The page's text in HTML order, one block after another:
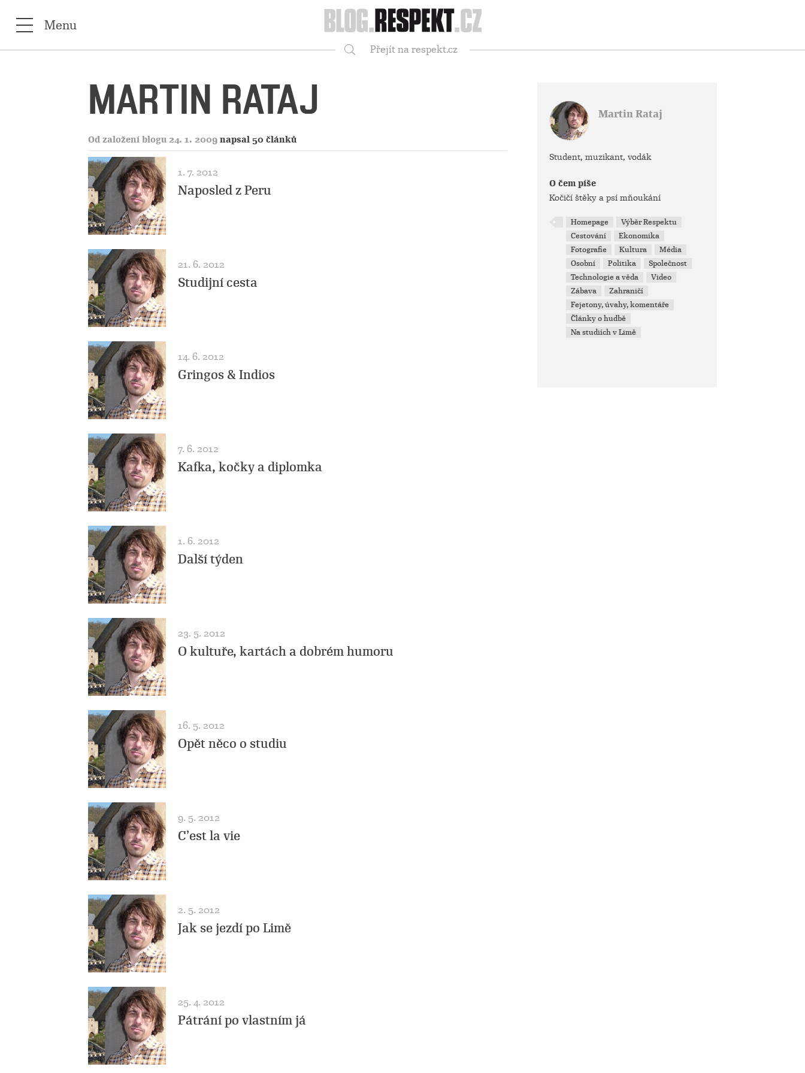
Respekt
Menu
Přejít na respekt.cz
MARTIN RATAJ
Od založení blogu 24. 1. 2009 napsal 50 článků
1. 7. 2012
Naposled z Peru
21. 6. 2012
Studijní cesta
14. 6. 2012
Gringos & Indios
7. 6. 2012
Kafka, kočky a diplomka
1. 6. 2012
Další týden
23. 5. 2012
O kultuře, kartách a dobrém humoru
16. 5. 2012
Opět něco o studiu
9. 5. 2012
C’est la vie
2. 5. 2012
Jak se jezdí po Limě
25. 4. 2012
Pátrání po vlastním já
Martin Rataj
Student, muzikant, vodák
O čem píše
Kočičí štěky a psí mňoukání
Homepage
Výběr Respektu
Cestování
Ekonomika
Fotografie
Kultura
Média
Osobní
Politika
Společnost
Technologie a věda
Video
Zábava
Zahraničí
Fejetony, úvahy, komentáře
Články o hudbě
Na studiích v Limě